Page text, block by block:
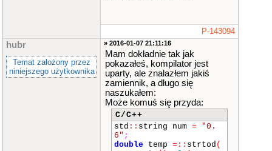
P-143094
hubr
Temat założony przez
niniejszego użytkownika
» 2016-01-07 21:11:16
Mam dokładnie tak jak
pokazałeś, kompilator jest
uparty, ale znalazłem jakiś
zamiennik, a długo się
naszukałem:
Może komuś się przyda:
C/C++
std :: string num =
"0.
6" ;
double temp = :: strtod (